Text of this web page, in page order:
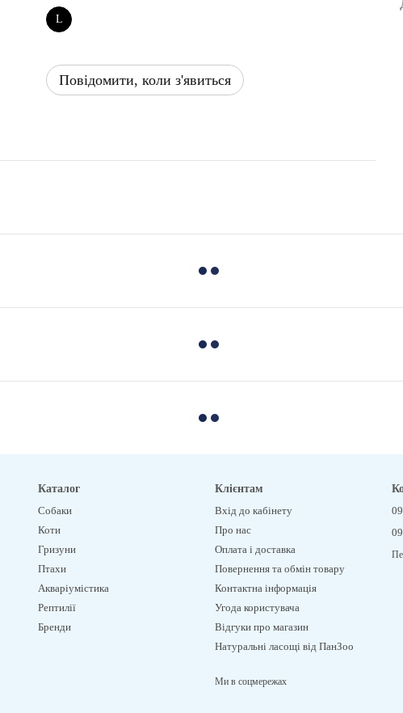
L
Повідомити, коли з'явиться
Каталог
Собаки
Коти
Гризуни
Птахи
Акваріумістика
Рептилії
Бренди
Клієнтам
Вхід до кабінету
Про нас
Оплата і доставка
Повернення та обмін товару
Контактна інформація
Угода користувача
Відгуки про магазин
Натуральні ласощі від ПанЗоо
Ми в соцмережах